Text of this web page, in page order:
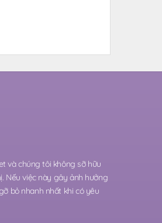
và chúng tôi không sỡ hữu
Nếu việc này gây ảnh hưởng
bỏ nhanh nhất khi có yêu